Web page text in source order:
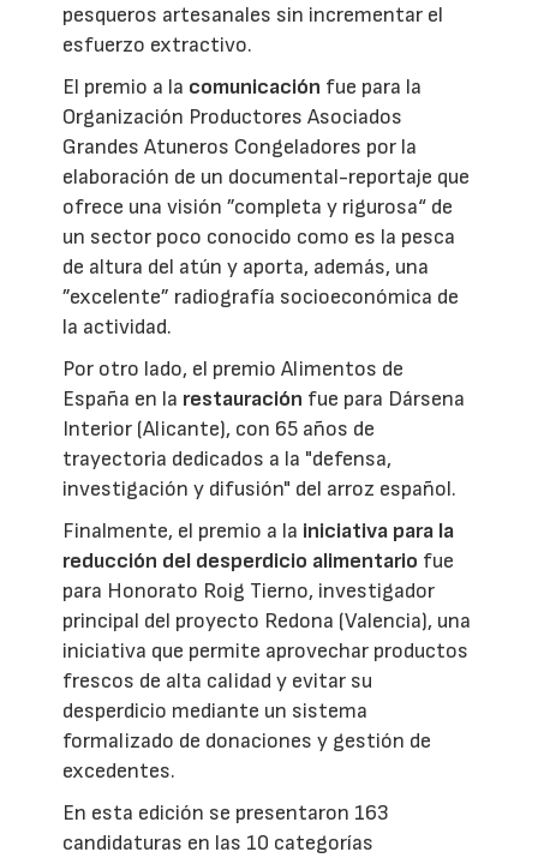
pesqueros artesanales sin incrementar el
esfuerzo extractivo.
El premio a la comunicación fue para la
Organización Productores Asociados
Grandes Atuneros Congeladores por la
elaboración de un documental-reportaje que
ofrece una visión ”completa y rigurosa“ de
un sector poco conocido como es la pesca
de altura del atún y aporta, además, una
”excelente” radiografía socioeconómica de
la actividad.
Por otro lado, el premio Alimentos de
España en la restauración fue para Dársena
Interior (Alicante), con 65 años de
trayectoria dedicados a la "defensa,
investigación y difusión" del arroz español.
Finalmente, el premio a la iniciativa para la
reducción del desperdicio alimentario fue
para Honorato Roig Tierno, investigador
principal del proyecto Redona (Valencia), una
iniciativa que permite aprovechar productos
frescos de alta calidad y evitar su
desperdicio mediante un sistema
formalizado de donaciones y gestión de
excedentes.
En esta edición se presentaron 163
candidaturas en las 10 categorías